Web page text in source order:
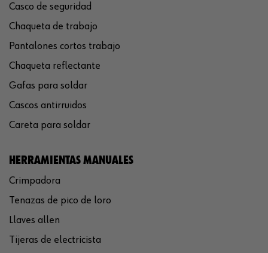
Casco de seguridad
Chaqueta de trabajo
Pantalones cortos trabajo
Chaqueta reflectante
Gafas para soldar
Cascos antirruidos
Careta para soldar
HERRAMIENTAS MANUALES
Crimpadora
Tenazas de pico de loro
Llaves allen
Tijeras de electricista